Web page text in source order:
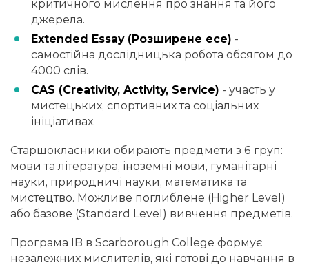
критичного мислення про знання та його
джерела.
Extended Essay (Розширене есе) -
самостійна дослідницька робота обсягом до
4000 слів.
CAS (Creativity, Activity, Service) - участь у
мистецьких, спортивних та соціальних
ініціативах.
Старшокласники обирають предмети з 6 груп:
мови та література, іноземні мови, гуманітарні
науки, природничі науки, математика та
мистецтво. Можливе поглиблене (Higher Level)
або базове (Standard Level) вивчення предметів.
Програма IB в Scarborough College формує
незалежних мислителів, які готові до навчання в